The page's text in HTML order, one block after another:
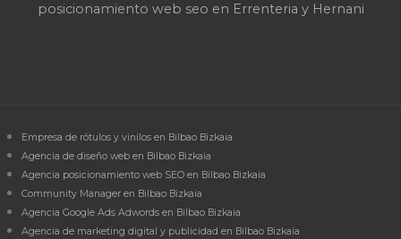
posicionamiento web seo en Errenteria y Hernani
Empresa de rótulos y vinilos en Bilbao Bizkaia
Agencia de diseño web en Bilbao Bizkaia
Agencia posicionamiento web SEO en Bilbao Bizkaia
Community Manager en Bilbao Bizkaia
Agencia Google Ads Adwords en Bilbao Bizkaia
Agencia de marketing digital y publicidad en Bilbao Bizkaia